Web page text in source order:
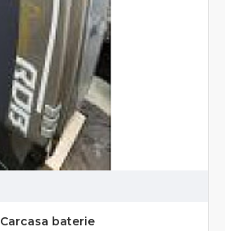
Carcasa baterie